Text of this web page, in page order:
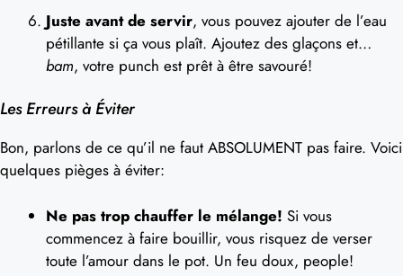
Juste avant de servir, vous pouvez ajouter de l’eau
pétillante si ça vous plaît. Ajoutez des glaçons et…
bam, votre punch est prêt à être savouré!
Les Erreurs à Éviter
Bon, parlons de ce qu’il ne faut ABSOLUMENT pas faire. Voici
quelques pièges à éviter:
Ne pas trop chauffer le mélange! Si vous
commencez à faire bouillir, vous risquez de verser
toute l’amour dans le pot. Un feu doux, people!